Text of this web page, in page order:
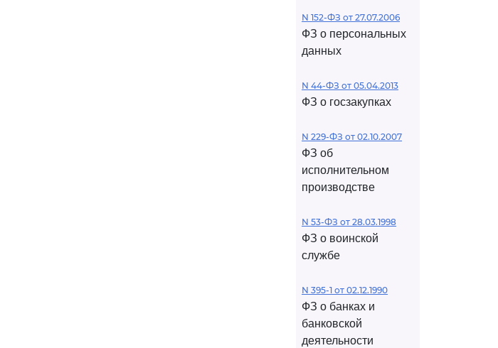
N 152-ФЗ от 27.07.2006
ФЗ о персональных
данных
N 44-ФЗ от 05.04.2013
ФЗ о госзакупках
N 229-ФЗ от 02.10.2007
ФЗ об
исполнительном
производстве
N 53-ФЗ от 28.03.1998
ФЗ о воинской
службе
N 395-1 от 02.12.1990
ФЗ о банках и
банковской
деятельности